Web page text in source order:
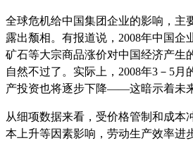
全球危机给中国集团企业的影响，主
露出颓相。有报道说，2008年中国企
矿石等大宗商品涨价对中国经济产生
自然不过了。实际上，2008年3－5
产投资也将逐步下降——这暗示着未
从细项数据来看，受价格管制和成本
本上升等因素影响，劳动生产效率进